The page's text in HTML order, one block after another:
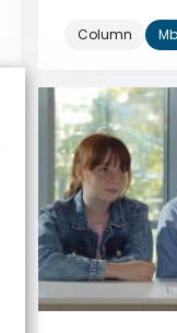
Column